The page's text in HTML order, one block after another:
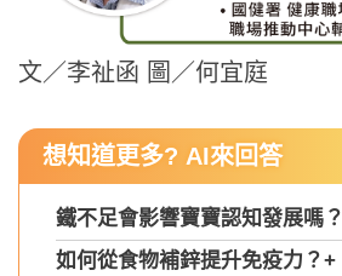
文／李祉函 圖／何宜庭
想知道更多? AI來回答
鐵不足會影響寶寶認知發展嗎？
如何從食物補鋅提升免疫力？+